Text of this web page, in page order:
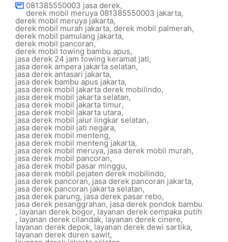
081385550003 jasa derek,
derek mobil meruya 081385550003 jakarta,
derek mobil meruya jakarta,
derek mobil murah jakarta, derek mobil palmerah,
derek mobil pamulang jakarta,
derek mobil pancoran,
derek mobil towing bambu apus,
jasa derek 24 jam towing keramat jati,
jasa derek ampera jakarta selatan,
jasa derek antasari jakarta,
jasa derek bambu apus jakarta,
jasa derek mobil jakarta derek mobilindo,
jasa derek mobil jakarta selatan,
jasa derek mobil jakarta timur,
jasa derek mobil jakarta utara,
jasa derek mobil jalur lingkar selatan,
jasa derek mobil jati negara,
jasa derek mobil menteng,
jasa derek mobil menteng jakarta,
jasa derek mobil meruya,jasa derek mobil murah,
jasa derek mobil pancoran,
jasa derek mobil pasar minggu,
jasa derek mobil pejaten derek mobilindo,
jasa derek pancoran, jasa derek pancoran jakarta,
jasa derek pancoran jakarta selatan,
jasa derek parung, jasa derek pasar rebo,
jasa derek pesanggrahan, jasa derek pondok bambu
, layanan derek bogor, layanan derek cempaka putih
, layanan derek cilandak,layanan derek cinere,
layanan derek depok, layanan derek dewi sartika,
layanan derek duren sawit,